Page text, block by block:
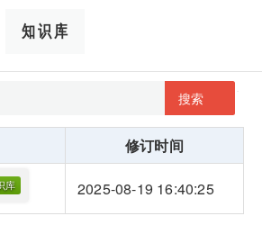
搜索
pathScan
wjlin0's blog
修订时间
2025-08-19 16:40:25